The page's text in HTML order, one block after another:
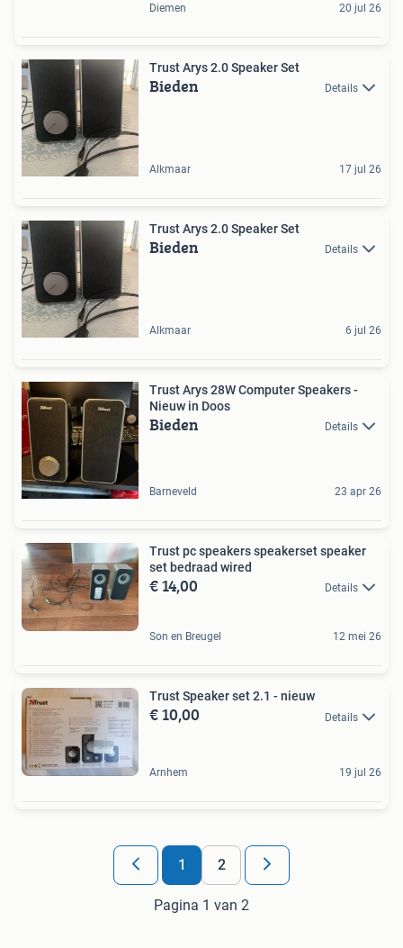
Diemen 20 jul 26
Trust Arys 2.0 Speaker Set
Bieden Details
Alkmaar 17 jul 26
Trust Arys 2.0 Speaker Set
Bieden Details
Alkmaar 6 jul 26
Trust Arys 28W Computer Speakers -
Nieuw in Doos
Bieden Details
Barneveld 23 apr 26
Trust pc speakers speakerset speaker
set bedraad wired
€ 14,00 Details
Son en Breugel 12 mei 26
Trust Speaker set 2.1 - nieuw
€ 10,00 Details
Arnhem 19 jul 26
1 2
Pagina 1 van 2